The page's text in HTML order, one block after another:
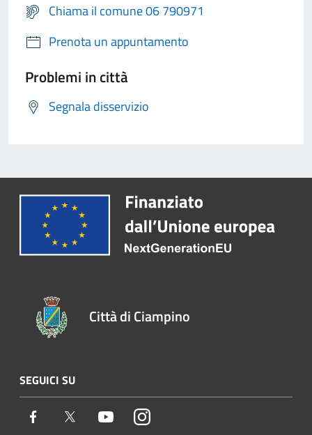
Chiama il comune 06 790971
Prenota un appuntamento
Problemi in città
Segnala disservizio
Città di Ciampino
SEGUICI SU
Facebook Twitter YoutubeInstagram